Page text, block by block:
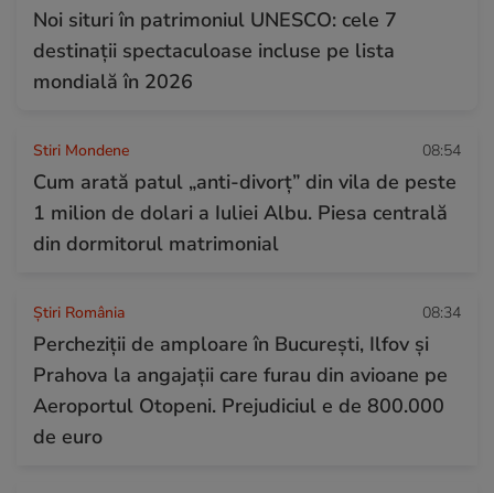
Noi situri în patrimoniul UNESCO: cele 7
destinații spectaculoase incluse pe lista
mondială în 2026
Stiri Mondene 08:54
Cum arată patul „anti-divorț” din vila de peste
1 milion de dolari a Iuliei Albu. Piesa centrală
din dormitorul matrimonial
Știri România 08:34
Percheziții de amploare în București, Ilfov și
Prahova la angajații care furau din avioane pe
Aeroportul Otopeni. Prejudiciul e de 800.000
de euro